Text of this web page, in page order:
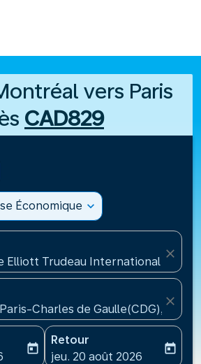
vers Paris
CAD829
Économique expand_more
Elliott Trudeau International
close
Charles de Gaulle(CDG),
close
date-aria-label
today
Retour
fc-booking-return-date-
jeu. 20 août 2026
today